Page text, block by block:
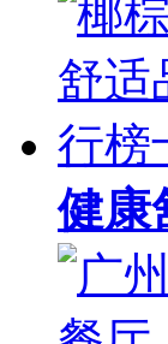
健康